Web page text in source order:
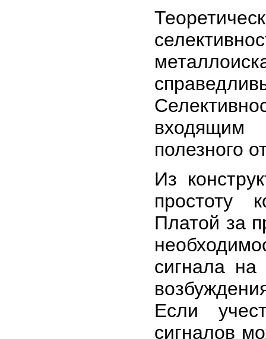
полезного
Из
простоту
Платой за
сигнала на
Если
сигналов